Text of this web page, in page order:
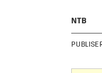
NTB